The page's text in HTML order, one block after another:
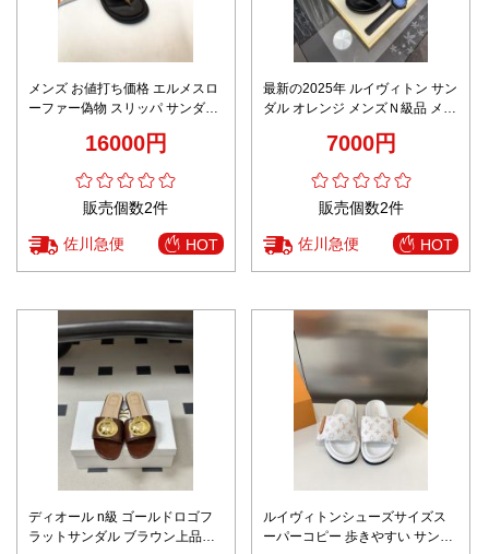
メンズ お値打ち価格 エルメスロ
ーファー偽物 スリッパ サンダル
16000円
販売個数2件
佐川急便 HOT
最新の2025年 ルイヴィトン サン
ダル オレンジ メンズＮ級品 メン
ズ ブラック7000円
販売個数2件
佐川急便 HOT
ディオール n級 ゴールドロゴフ
ラットサンダル ブラウン上品仕
ルイヴィトンシューズサイズス
ーパーコピー 歩きやすい サンダ